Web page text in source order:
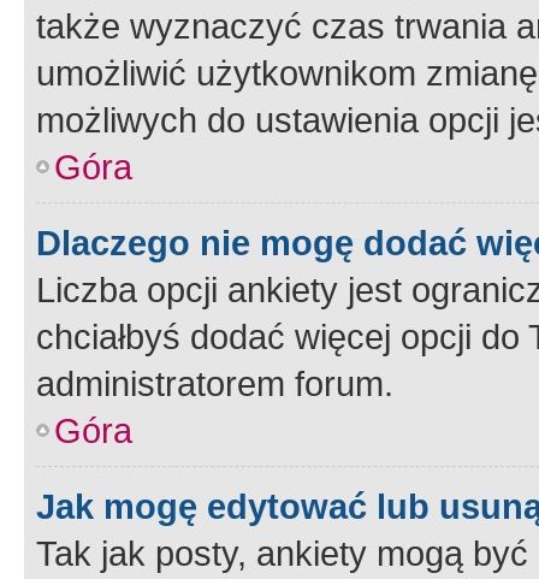
także wyznaczyć czas trwania
umożliwić użytkownikom
możliwych do ustawienia opcji
Góra
Dlaczego nie mogę dodać
Liczba opcji ankiety jest
chciałbyś dodać więcej opcji
administratorem forum.
Góra
Jak mogę edytować lub
Tak jak posty, ankiety mogą